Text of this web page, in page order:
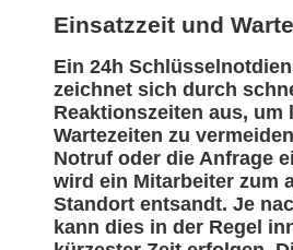
Einsatzzeit und
Ein 24h
zeichnet sich durch
Reaktionszeiten aus, um
Wartezeiten zu
Notruf oder die Anfrage
wird ein Mitarbeiter zum
Standort entsandt. Je
kann dies in der Regel